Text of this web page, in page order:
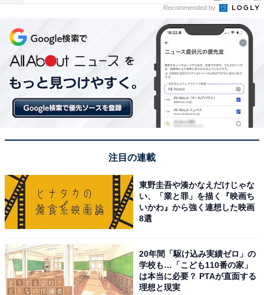
Recommended by
注目の連載
東野圭吾や湊かなえだけじゃな
い、「業と罪」を描く『映画ち
いかわ』から強く連想した映画
8選
20年間「駆け込み実績ゼロ」の
学校も…「こども110番の家」
は本当に必要？ PTAが直面する
理想と現実